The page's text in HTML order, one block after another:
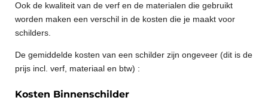
Ook de kwaliteit van de verf en de materialen die gebruikt
worden maken een verschil in de kosten die je maakt voor
schilders.
De gemiddelde kosten van een schilder zijn ongeveer (dit is de
prijs incl. verf, materiaal en btw) :
Kosten Binnenschilder